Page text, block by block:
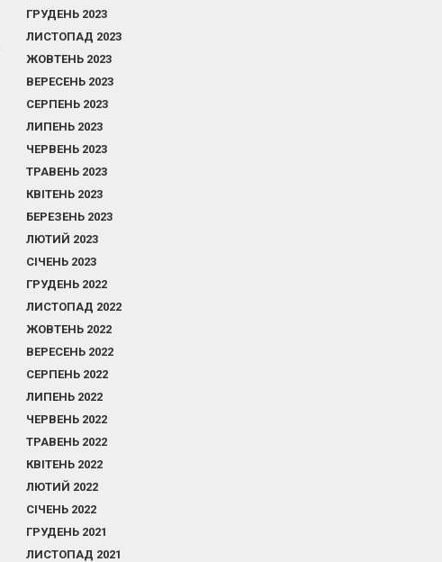
ГРУДЕНЬ 2023
ЛИСТОПАД 2023
ЖОВТЕНЬ 2023
ВЕРЕСЕНЬ 2023
СЕРПЕНЬ 2023
ЛИПЕНЬ 2023
ЧЕРВЕНЬ 2023
ТРАВЕНЬ 2023
КВІТЕНЬ 2023
БЕРЕЗЕНЬ 2023
ЛЮТИЙ 2023
СІЧЕНЬ 2023
ГРУДЕНЬ 2022
ЛИСТОПАД 2022
ЖОВТЕНЬ 2022
ВЕРЕСЕНЬ 2022
СЕРПЕНЬ 2022
ЛИПЕНЬ 2022
ЧЕРВЕНЬ 2022
ТРАВЕНЬ 2022
КВІТЕНЬ 2022
ЛЮТИЙ 2022
СІЧЕНЬ 2022
ГРУДЕНЬ 2021
ЛИСТОПАД 2021